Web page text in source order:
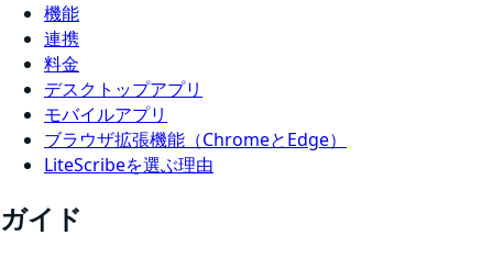
機能
連携
料金
デスクトップアプリ
モバイルアプリ
ブラウザ拡張機能（ChromeとEdge）
LiteScribeを選ぶ理由
ガイド